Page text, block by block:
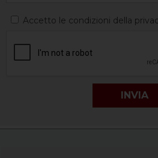
Accetto le condizioni della